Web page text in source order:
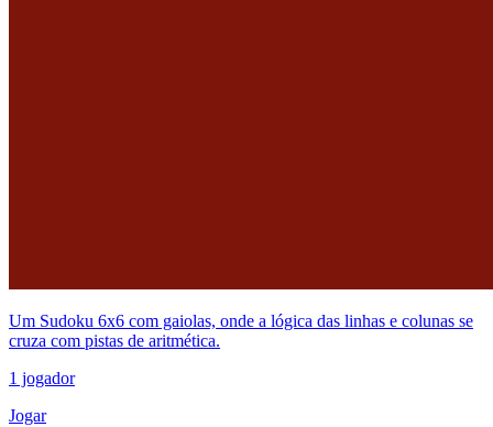
Um Sudoku 6x6 com gaiolas, onde a lógica das linhas e colunas se
cruza com pistas de aritmética.
1 jogador
Jogar